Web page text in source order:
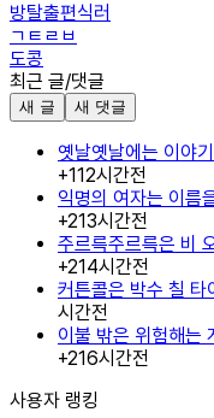
방탈출편식러
ㄱㅌㄹㅂ
도콩
최근 글/댓글
새 글 새 댓글
옛날옛날에는 이야
+112시간전
익명의 여자는 이름
+213시간전
주르륵주르륵은 비
+214시간전
커튼콜은 박수 칠 타
시간전
이불 밖은 위험해는
+216시간전
사용자 랭킹